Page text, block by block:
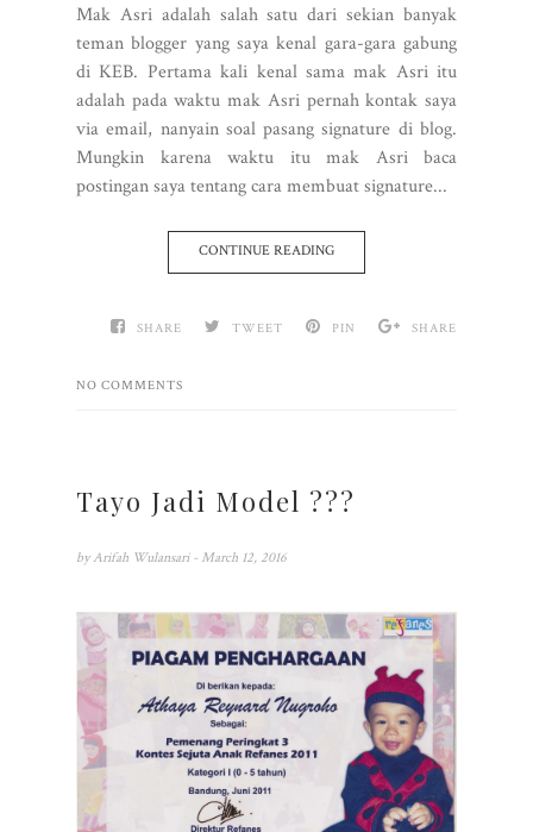
Mak Asri adalah salah satu dari sekian banyak
teman blogger yang saya kenal gara-gara gabung
di KEB. Pertama kali kenal sama mak Asri itu
adalah pada waktu mak Asri pernah kontak saya
via email, nanyain soal pasang signature di blog.
Mungkin karena waktu itu mak Asri baca
postingan saya tentang cara membuat signature...
CONTINUE READING
SHARE TWEET PIN SHARE
NO COMMENTS
Tayo Jadi Model ???
by Arifah Wulansari - March 12, 2016